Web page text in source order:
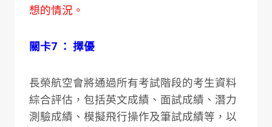
想的情況。
關卡7 ： 擇優
長榮航空會將通過所有考試階段的考生資料
綜合評估，包括英文成績、面試成績、潛力
測驗成績、模擬飛行操作及筆試成績等，以